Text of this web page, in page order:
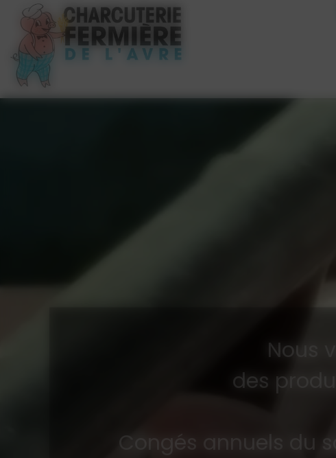
Panneau de gestion des cookies
Nous
des
Congés annuels du